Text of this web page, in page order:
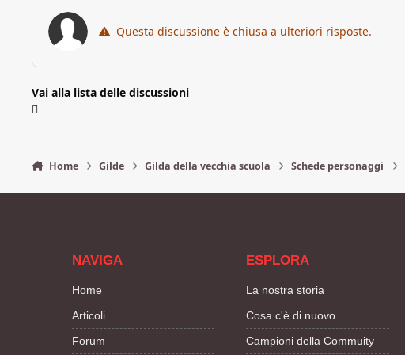
Questa discussione è chiusa a ulteriori risposte.
Vai alla lista delle discussioni
Home Gilde Gilda della vecchia scuola Schede personaggi
NAVIGA
Home
Articoli
Forum
ESPLORA
La nostra storia
Cosa c'è di nuovo
Campioni della Commuity